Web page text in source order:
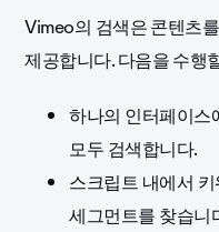
Vimeo의 검색은 콘텐츠
제공합니다. 다음을 수행
하나의 인터페이스
모두 검색합니다.
스크립트 내에서
세그먼트를 찾습니